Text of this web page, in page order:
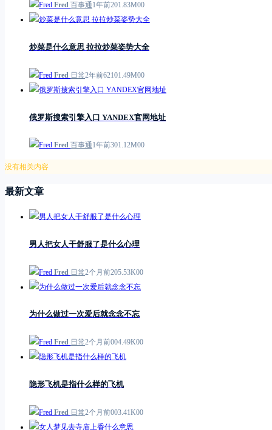
Fred 百事通1年前201.83M00
炒菜是什么意思 拉拉炒菜姿势大全
Fred 日常2年前62101.49M00
俄罗斯搜索引擎入口 YANDEX官网地址
Fred 百事通1年前301.12M00
没有相关内容
最新文章
男人把女人干舒服了是什么心理
Fred 日常2个月前205.53K00
为什么做过一次爱后就念念不忘
Fred 日常2个月前004.49K00
隐形飞机是指什么样的飞机
Fred 日常2个月前003.41K00